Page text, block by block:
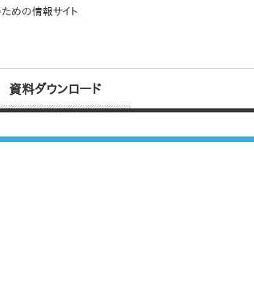
ための情報サイト
資料ダウンロード